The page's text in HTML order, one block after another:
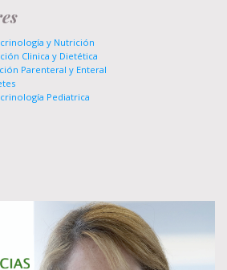
y Nutrición
Clinica y Dietética
Parenteral y Enteral
Pediatrica